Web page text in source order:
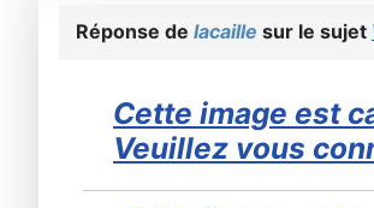
Réponse de lacaille sur le sujet
Cette image est
Veuillez vous